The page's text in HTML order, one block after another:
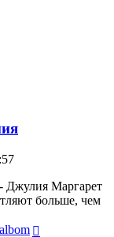
Джулия Маргарет
больше, чем